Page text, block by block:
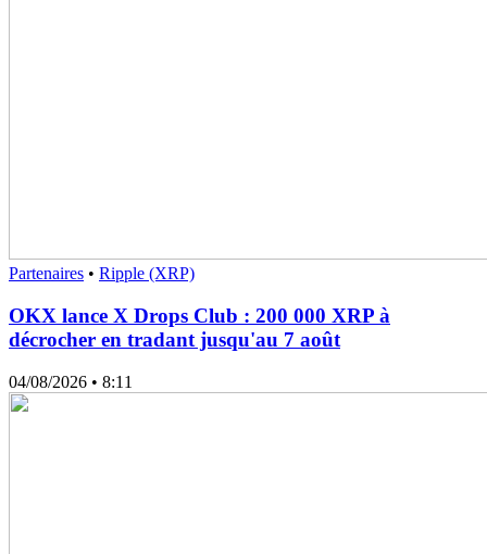
Partenaires • Ripple (XRP)
OKX lance X Drops Club : 200 000 XRP à
décrocher en tradant jusqu'au 7 août
04/08/2026 • 8:11